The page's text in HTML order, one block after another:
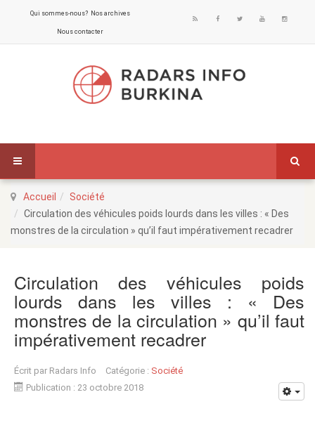
Qui sommes-nous? Nos archives
Nous contacter
Accueil
Société
Circulation des véhicules poids lourds dans les villes : « Des
monstres de la circulation » qu’il faut impérativement recadrer
Circulation des véhicules poids
lourds dans les villes : « Des
monstres de la circulation » qu’il faut
impérativement recadrer
Écrit par Radars Info Catégorie : Société
Publication : 23 octobre 2018